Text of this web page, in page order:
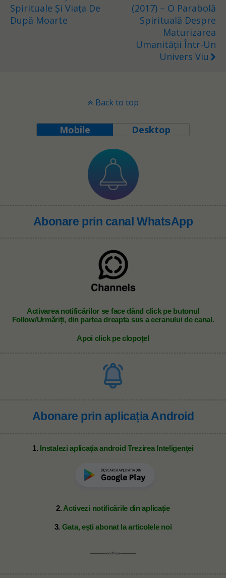
Spirituale Și Viața De
După Moarte
(2017) – O Parabolă
Spirituală Despre
Maturizarea
Umanității Într-Un
Univers Viu
Back to top
Mobile Desktop
Abonare prin canal WhatsApp
Activarea notificărilor se face dând click pe butonul
Follow/Urmăriți, din partea dreapta sus a ecranului de canal.
Apoi click pe clopoțel
Abonare prin aplicația Android
1. Instalezi aplicația android Trezirea Inteligenței
2.Activezi notificările din aplicație
3. Gata, ești abonat la articolele noi